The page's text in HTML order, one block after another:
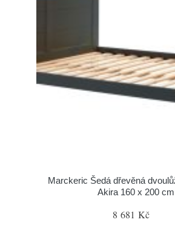
Marckeric Šedá dřevěná
Akira 160 x 200 cm
8 681 Kč